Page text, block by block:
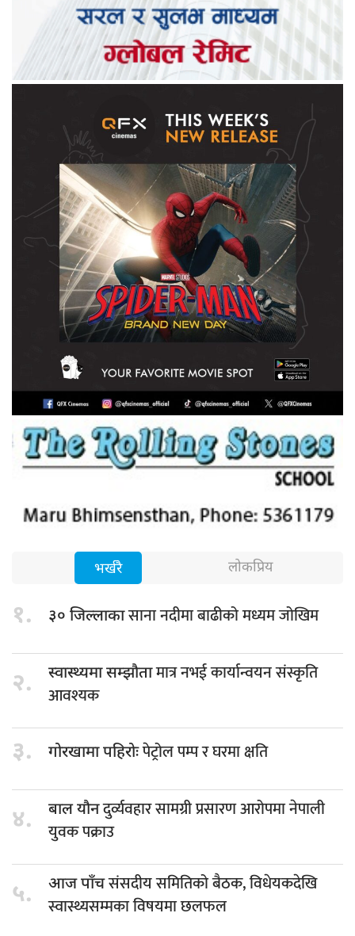
भर्खरै लोकप्रिय
१. ३० जिल्लाकासाना नदीमा बाढीको मध्यम जोखिम
२. स्वास्थ्यमा सम्झौतामात्र नभई कार्यान्वयन संस्कृति
आवश्यक
३. गोरखामा पहिरोःपेट्रोल पम्प र घरमा क्षति
४. बाल यौनदुर्व्यवहार सामग्री प्रसारण आरोपमा नेपाली
युवक पक्राउ
५. आज पाँचसंसदीय समितिको बैठक, विधेयकदेखि
स्वास्थ्यसम्मका विषयमा छलफल